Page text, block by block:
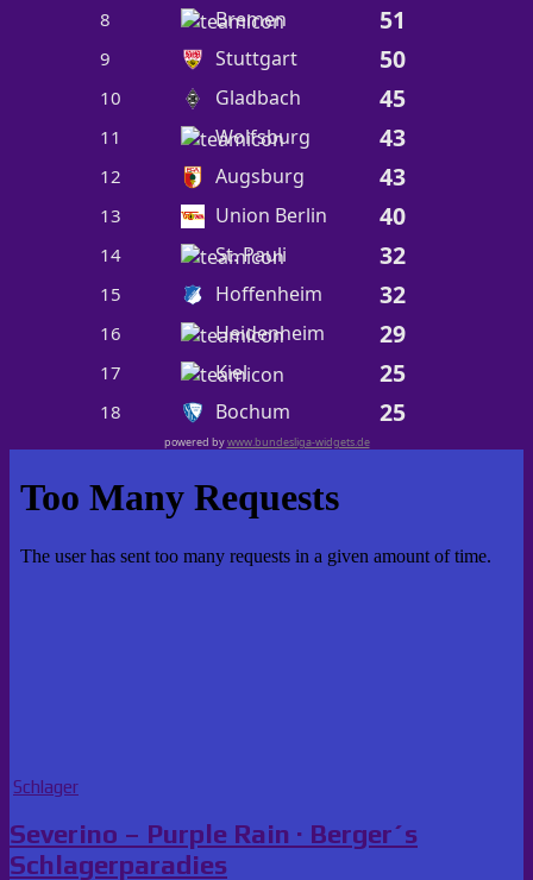
8 Bremen 51
9 Stuttgart 50
10 Gladbach 45
11 Wolfsburg 43
12 Augsburg 43
13 Union Berlin 40
14 St. Pauli 32
15 Hoffenheim 32
16 Heidenheim 29
17 Kiel 25
18 Bochum 25
powered bywww.bundesliga-widgets.de
Posted
Schlager
Severino – Purple Rain · Berger´s
Schlagerparadies